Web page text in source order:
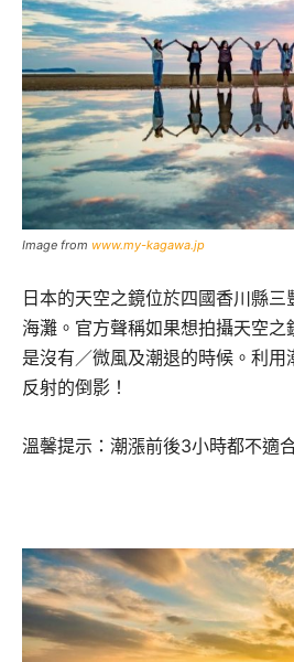
Image from www.my-kagawa.jp
日本的天空之鏡位於四國香川縣
海灘。官方聲稱如果想拍攝天空之
是沒有／微風及潮退的時候。利用
反射的倒影！
溫馨提示：潮漲前後3小時都不適